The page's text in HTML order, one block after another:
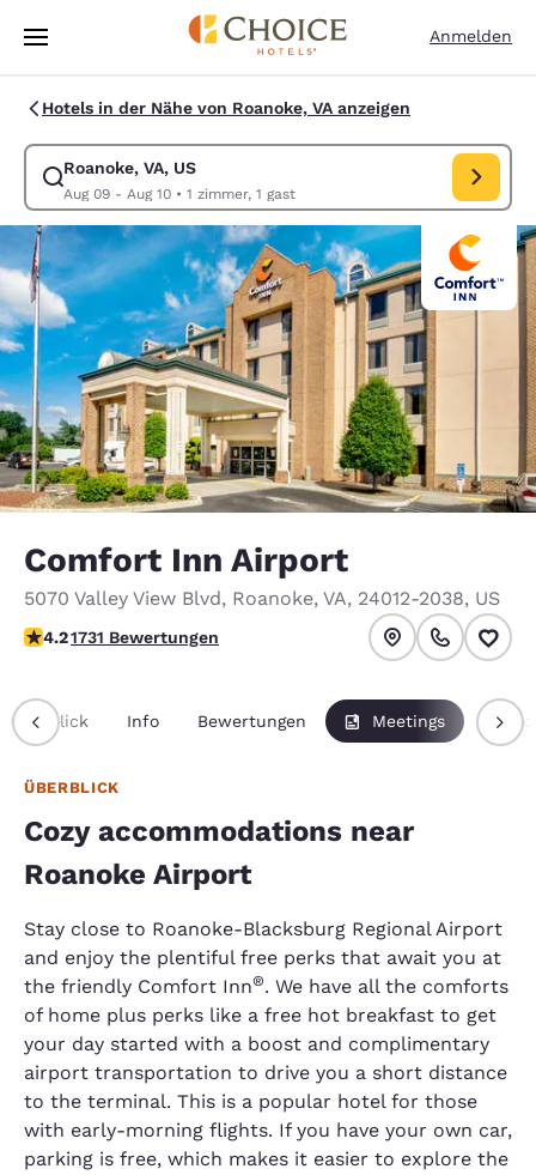
Weiter Zu Hauptinhalt
Anmelden
Hotels in der Nähe von Roanoke, VA anzeigen
Roanoke, VA, US
Aug 09 - Aug 10• 1 zimmer, 1 gast
Suche für Roanoke, VA, US ändern. Check-in-Datum Aug 09, Check-
Comfort Inn Airport
5070 Valley View Blvd, Roanoke, VA, 24012-2038, US
4.24-Sterne-Bewertung. Hervorragend.
4.21731 Bewertungen
Überblick Info Bewertungen Meetings
ÜBERBLICK
Cozy accommodations near
Roanoke Airport
Stay close to Roanoke-Blacksburg Regional Airport
and enjoy the plentiful free perks that await you at
the friendly Comfort Inn®. We have all the comforts
of home plus perks like a free hot breakfast to get
your day started with a boost and complimentary
airport transportation to drive you a short distance
to the terminal. This is a popular hotel for those
with early-morning flights. If you have your own car,
parking is free, which makes it easier to explore the